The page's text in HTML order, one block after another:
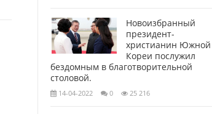
Новоизбранный
президент-
христианин Южной
Кореи послужил
бездомным в благотворительной
столовой.
14-04-2022 0 25 216